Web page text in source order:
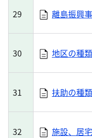
29 離島振興
30 地区の種
31 扶助の種
32 施設、居